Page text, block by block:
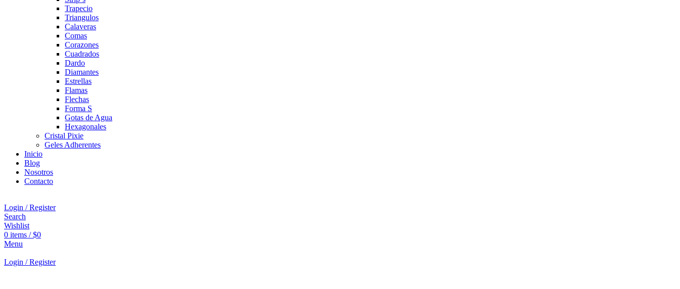
Trapecio
Triangulos
Calaveras
Comas
Corazones
Cuadrados
Dardo
Diamantes
Estrellas
Flamas
Flechas
Forma S
Gotas de Agua
Hexagonales
Cristal Pixie
Geles Adherentes
Inicio
Blog
Nosotros
Contacto
Login / Register
Search
Wishlist
0 items / $0
Menu
Login / Register